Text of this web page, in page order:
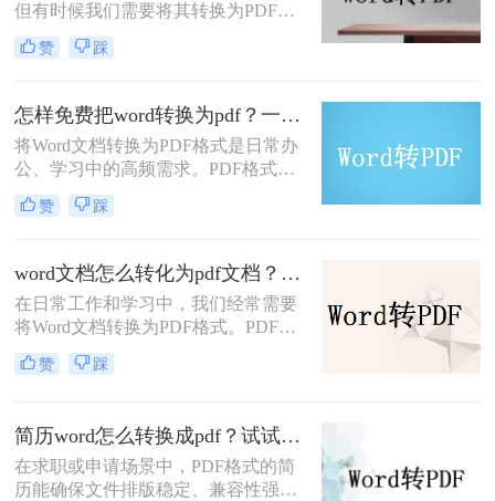
但有时候我们需要将其转换为PDF格
式，以确保文档内容的稳定性和可读
性。PDF格式可以保留文档的原始格
查看时都能保持一致性。那么word文
档怎么转换成pdf呢？下面将介绍四种
将Word文档转换成PDF的方法，帮助
您轻松完成转换。
赞 踩
怎样免费把word转换为pdf？一文掌握所有常用方法！
将Word文档转换为PDF格式是日常办
公、学习中的高频需求。PDF格式能
确保文件内容在不同设备上显示一
致，且不易被篡改。那么怎样免费把
种免费转换方法，助你高效完成转
换。
赞 踩
word文档怎么转化为pdf文档？3 种实用转换方法，完美保留原文档格式！
在日常工作和学习中，我们经常需要
将Word文档转换为PDF格式。PDF文
件不仅格式稳定、兼容性强，还能保
持文档的原始布局和格式，使得文档
文档怎么转化为pdf文档，并给出多种
方法及其步骤。
赞 踩
简历word怎么转换成pdf？试试这5种常用转换方法！
在求职或申请场景中，PDF格式的简
历能确保文件排版稳定、兼容性强，